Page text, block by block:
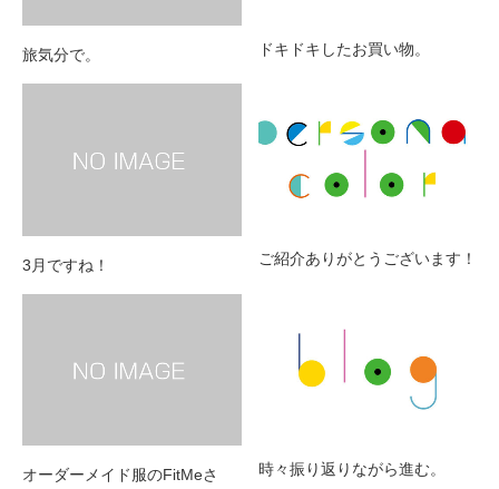
旅気分で。 ドキドキしたお買い物。
3月ですね！ ご紹介ありがとうございます！
オーダーメイド服のFitMeさ
時々振り返りながら進む。